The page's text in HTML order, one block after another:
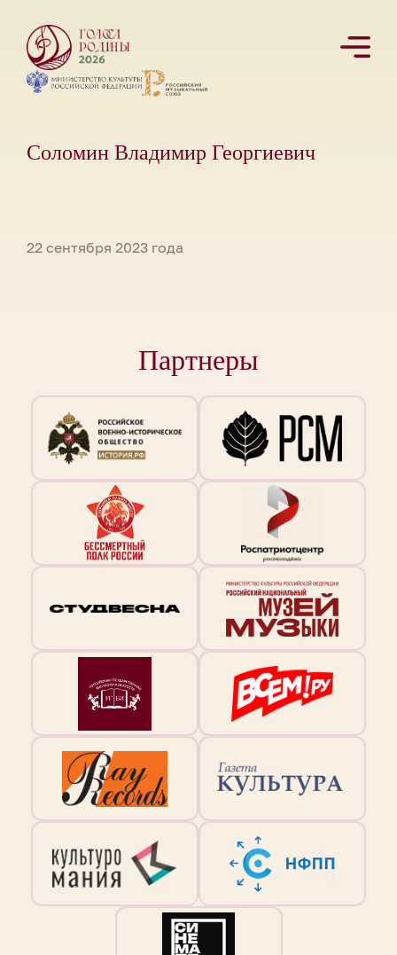
Соломин Владимир Георгиевич
22 сентября 2023 года
Партнеры